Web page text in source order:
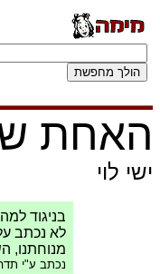
האחת
ישי לוי
בניגוד
לא נכתב
מנוחתנו,
נכתב ע"י